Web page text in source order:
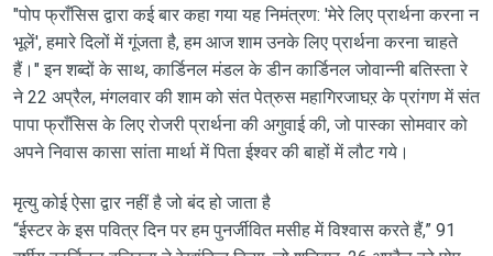
"पोप फ्राँसिस द्वारा कई बार कहा गया यह निमंत्रण: 'मेरे लिए प्रार्थना करना न
भूलें', हमारे दिलों में गूंजता है, हम आज शाम उनके लिए प्रार्थना करना चाहते
हैं।" इन शब्दों के साथ, कार्डिनल मंडल के डीन कार्डिनल जोवान्नी बतिस्ता रे
ने 22 अप्रैल, मंगलवार की शाम को संत पेत्रुस महागिरजाघऱ के प्रांगण में संत
पापा फ्राँसिस के लिए रोजरी प्रार्थना की अगुवाई की, जो पास्का सोमवार को
अपने निवास कासा सांता मार्था में पिता ईश्वर की बाहों में लौट गये।
मृत्यु कोई ऐसा द्वार नहीं है जो बंद हो जाता है
“ईस्टर के इस पवित्र दिन पर हम पुनर्जीवित मसीह में विश्वास करते हैं,” 91